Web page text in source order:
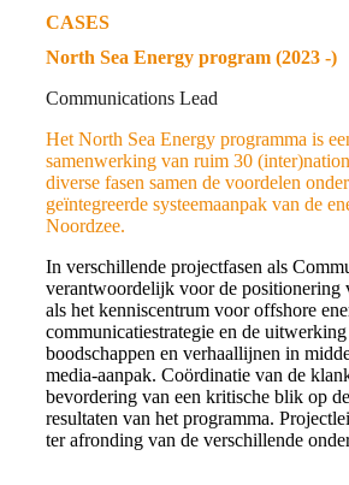
CASES
North Sea Energy program (2023 -)
Communications Lead
Het North Sea Energy programma is
samenwerking van ruim 30
diverse fasen samen de voordelen
geïntegreerde systeemaanpak van de
Noordzee.
In verschillende projectfasen als
verantwoordelijk voor de positionering
als het kenniscentrum voor offshore
communicatiestrategie en de
boodschappen en verhaallijnen in
media-aanpak. Coördinatie van de
bevordering van een kritische blik op
resultaten van het programma.
ter afronding van de verschillende